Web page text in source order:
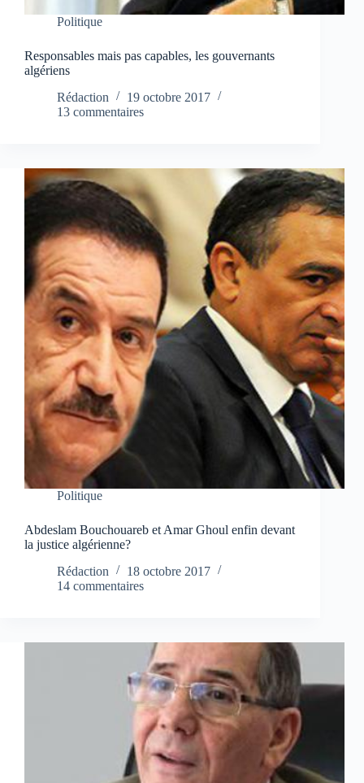
Politique
Responsables mais pas capables, les gouvernants
algériens
Rédaction
19 octobre 2017
13 commentaires
Politique
Abdeslam Bouchouareb et Amar Ghoul enfin devant
la justice algérienne?
Rédaction
18 octobre 2017
14 commentaires